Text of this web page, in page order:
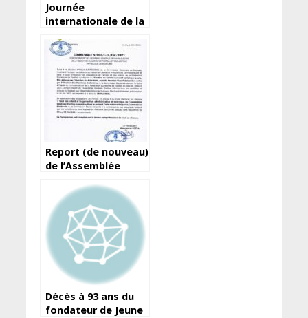
Journée
internationale de la
Les demi-vérités
d’Amara Somparé…
Report (de nouveau)
de l’Assemblée
Féguifoot
Décès à 93 ans du
fondateur de Jeune